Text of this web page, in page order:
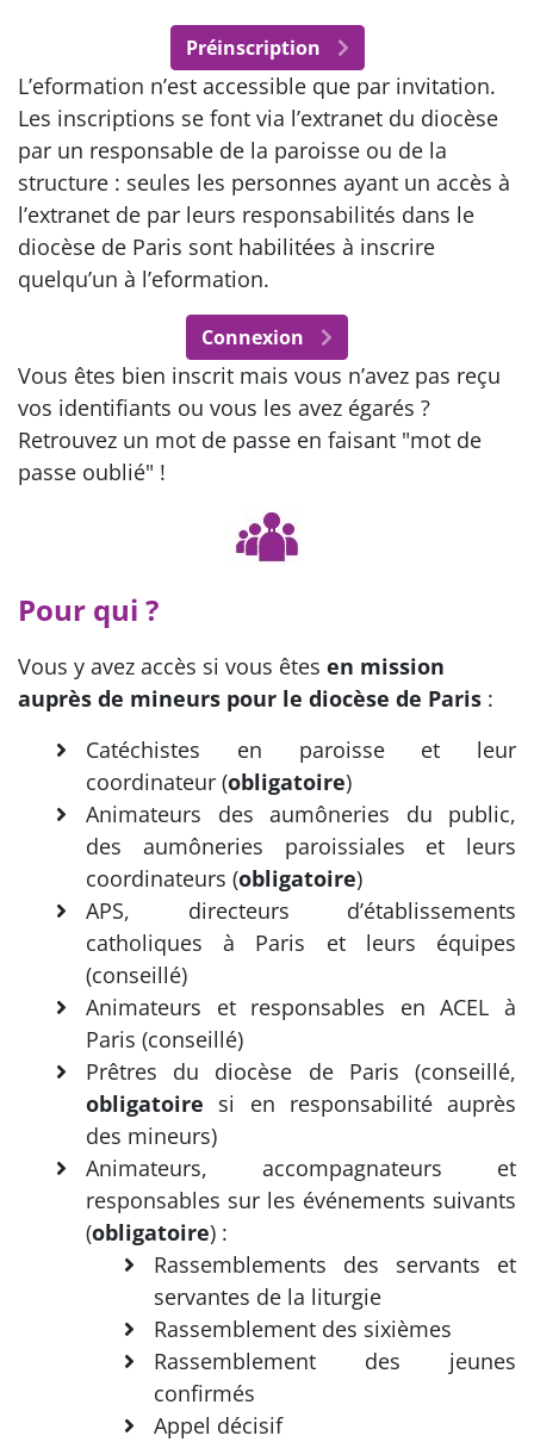
Préinscription
L’eformation n’est accessible que par invitation.
Les inscriptions se font via l’extranet du diocèse
par un responsable de la paroisse ou de la
structure : seules les personnes ayant un accès à
l’extranet de par leurs responsabilités dans le
diocèse de Paris sont habilitées à inscrire
quelqu’un à l’eformation.
Connexion
Vous êtes bien inscrit mais vous n’avez pas reçu
vos identifiants ou vous les avez égarés ?
Retrouvez un mot de passe en faisant "mot de
passe oublié" !
Pour qui ?
Vous y avez accès si vous êtes en mission
auprès de mineurs pour le diocèse de Paris :
Catéchistes en paroisse et leur
coordinateur (obligatoire)
Animateurs des aumôneries du public,
des aumôneries paroissiales et leurs
coordinateurs (obligatoire)
APS, directeurs d’établissements
catholiques à Paris et leurs équipes
(conseillé)
Animateurs et responsables en ACEL à
Paris (conseillé)
Prêtres du diocèse de Paris (conseillé,
obligatoire si en responsabilité auprès
des mineurs)
Animateurs, accompagnateurs et
responsables sur les événements suivants
(obligatoire) :
Rassemblements des servants et
servantes de la liturgie
Rassemblement des sixièmes
Rassemblement des jeunes
confirmés
Appel décisif